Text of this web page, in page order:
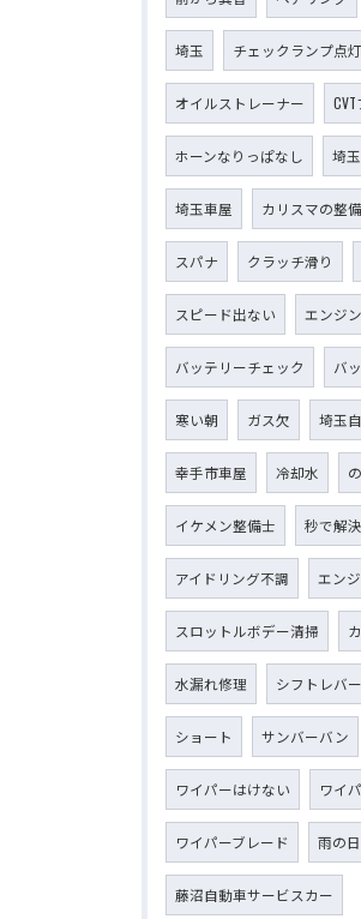
埼玉 チェックランプ点灯
オイルストレーナー
ホーンなりっぱなし 埼
埼玉車屋 カリスマの整
スパナ クラッチ滑り
スピード出ない エンジ
バッテリーチェック バ
寒い朝 ガス欠 埼玉
幸手市車屋 冷却水
イケメン整備士 秒で解決
アイドリング不調 エン
スロットルボデー清掃
水漏れ修理 シフトレバー
ショート サンバーバン
ワイパーはけない ワイ
ワイパーブレード 雨の
藤沼自動車サービスカー